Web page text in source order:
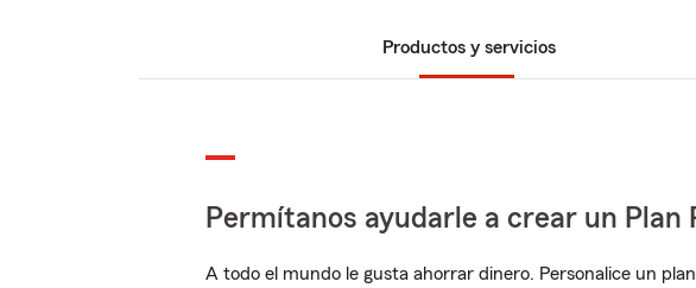
Productos y servicios
Permítanos ayudarle a crear un Plan
A todo el mundo le gusta ahorrar dinero. Personalice un